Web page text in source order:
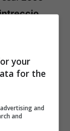
fichajes, il
ancora
Il
your
for the
and
and